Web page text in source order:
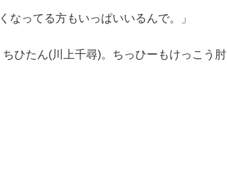
ってる方もいっぱいいるんで。」
たん(川上千尋)。ちっひーもけっこう肘